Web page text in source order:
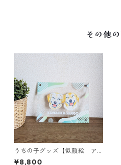
その他
うちの子グッズ【似顔絵 ア
クリルスタンド】ペット｜フ
¥8,800